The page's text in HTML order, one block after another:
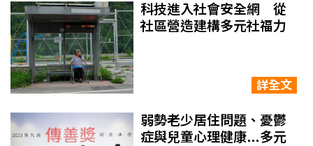
科技進入社會安全網 從
社區營造建構多元社福力
詳全文
弱勢老少居住問題、憂鬱
症與兒童心理健康…多元